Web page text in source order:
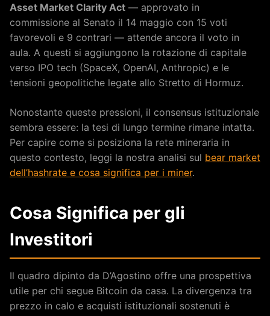
Asset Market Clarity Act — approvato in
commissione al Senato il 14 maggio con 15 voti
favorevoli e 9 contrari — attende ancora il voto in
aula. A questi si aggiungono la rotazione di capitale
verso IPO tech (SpaceX, OpenAI, Anthropic) e le
tensioni geopolitiche legate allo Stretto di Hormuz.
Nonostante queste pressioni, il consensus istituzionale
sembra essere: la tesi di lungo termine rimane intatta.
Per capire come si posiziona la rete mineraria in
questo contesto, leggi la nostra analisi sul bear market
dell’hashrate e cosa significa per i miner.
Cosa Significa per gli
Investitori
Il quadro dipinto da D’Agostino offre una prospettiva
utile per chi segue Bitcoin da casa. La divergenza tra
prezzo in calo e acquisti istituzionali sostenuti è